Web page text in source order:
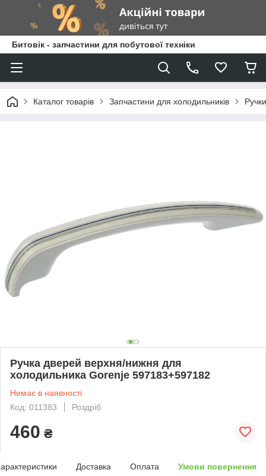
Битовік - запчастини для побутової техніки
Каталог товарів Запчастини для холодильників
Ручка дверей верхня/нижня для
холодильника Gorenje 597183+597182
Немає в наявності
Код: 011383
Роздріб
460 ₴
Доставка Оплата Умови повернення